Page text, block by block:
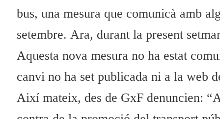
bus, una mesura que comunicà amb
setembre. Ara, durant la present
Aquesta nova mesura no ha estat
canvi no ha set publicada ni a la web
Així mateix, des de GxF denuncien: